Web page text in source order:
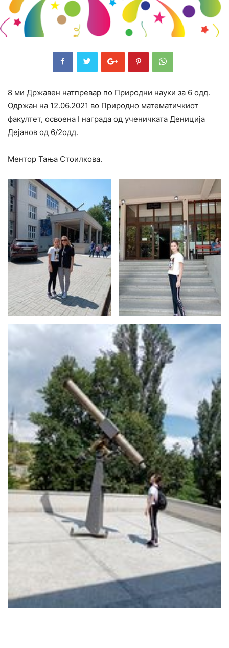
8 ми Државен натпревар по Природни науки за 6 одд.
Одржан на 12.06.2021 во Природно математичкиот
факултет, освоенa I награда од ученичката Дениција
Дејанов од 6/2одд.
Ментор Тања Стоилкова.